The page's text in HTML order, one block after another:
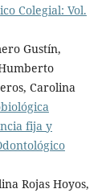
Colegial: Vol.
Gustín,
Carolina
fija y
Rojas Hoyos,